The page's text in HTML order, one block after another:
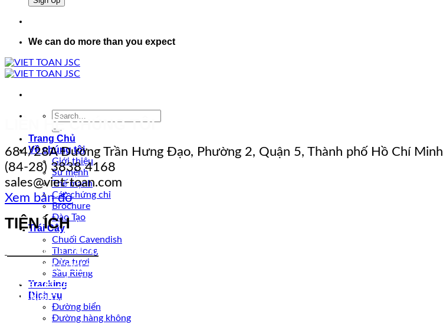
We can do more than you expect
Trang Chủ
Về chúng tôi
Giới thiệu
Sứ mệnh
Thế mạnh
Các chứng chỉ
Brochure
Đào Tạo
Trái Cây
Chuối Cavendish
Thanh long
Dừa tươi
Sầu Riêng
Tracking
Dịch vụ
Đường biển
Đường hàng không
LIÊN HỆ CHÚNG TÔI
684/28A Đường Trần Hưng Đạo, Phường 2, Quận 5, Thành phố Hồ Chí Minh
(84-28) 3838 4168
sales@viet-toan.com
Xem bản đồ
TIỆN ÍCH
Incoterms 2020
Qui cách container
Bảng mã sân bay
Tìm kiếm lô hàng